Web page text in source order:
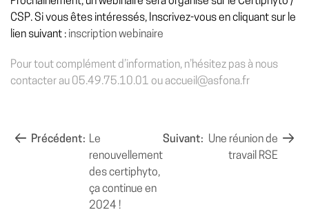
CSP. Si vous êtes intéressés, Inscrivez-vous en cliquant sur le
lien suivant : inscription webinaire
Pour tout complément d’information, n’hésitez pas à nous
contacter au 05.49.75.10.01 ou accueil@asfona.fr
NAVIGATION
Précédent: Le
renouvellement
des certiphyto,
ça continue en
2024 !
Suivant: Une réunion de
travail RSE